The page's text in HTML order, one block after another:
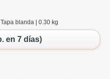
blanda | 0.30 kg
en 7 días)